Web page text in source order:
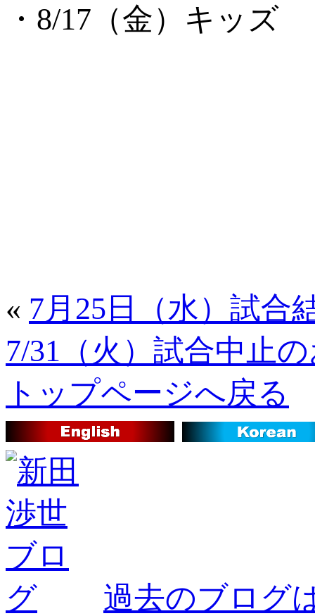
・8/17（金）キッ
« 7月25日（水）試合
7/31（火）試合中止
トップページへ戻る
過去のブログ